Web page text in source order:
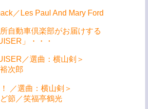
／Les Paul And Mary Ford
自動車倶楽部がお届けする
」・・・
／選曲：横山剣＞
裕次郎
／選曲：横山剣＞
節／笑福亭鶴光